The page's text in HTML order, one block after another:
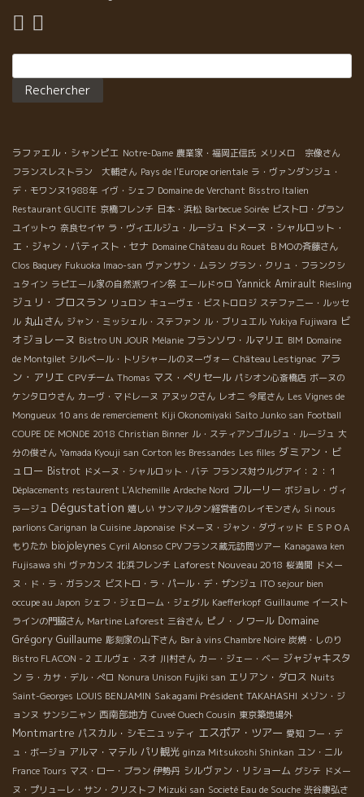
ラファエル・シャンピエ Notre-Dame 農業家・福岡正信氏 メリメロ 宗像さん
フランスレストラン 大輔さん Pays de l'Europe orientale ラ・ヴァンダンジュ・
デ・モワンヌ1988年 イヴ・シェフ Domaine de Verchant Bisstro Italien
Restaurant GUCITE 京橋フレンチ 日本・浜松 Barbecue Soirée ビストロ・グラン
ユイットゥ 奈良セイヤ ラ・ヴィエルジュ・ルージュ ドメーヌ・シャルロット・
エ・ジャン・バティスト・セナ Domaine Château du Rouet ＢＭОの斉藤さん
Clos Baquey Fukuoka Imao-san ヴァンサン・ムラン グラン・クリュ・フランクシ
ュタイン ラピエール家の自然派ワイン祭 エールドゥロ Yannick Amirault Riesling
ジュリ・ブロスラン リュロン キューヴェ・ビストロロジ ステファニー・ルッセ
ル 丸山さん ジャン・ミッシェル・ステファン ル・ブリュエル Yukiya Fujiwara ビ
オジョレーヌ Bistro UN JOUR Mélanie フランソワ・ルマリエ BIM Domaine
de Montgilet シルベール・トリシャールのヌーヴォー Château Lestignac アラ
ン・アリエ CPVチーム Thomas マス・ぺリセール パシオン心斎橋店 ボーヌの
ケンタロウさん カーヴ・マドレーヌ アヌックさん レオニ 今尾さん Les Vignes de
Mongueux 10 ans de remerciement Kiji Okonomiyaki Saito Junko san Football
COUPE DE MONDE 2018 Christian Binner ル・スティアンゴルジュ・ルージュ 大
分の俊さん Yamada Kyouji san Corton les Bressandes Les filles ダミアン・ビ
ュロー Bistrot ドメーヌ・シャルロット・バテ フランス対ウルグアイ：２：１
Déplacements restaurent L'Alchemille Ardeche Nord フルーリー ボジョレ・ヴィ
ラージュ Dégustation 嬉しい サンマルタン経営者のレイモンさん Si nous
parlions Carignan la Cuisine Japonaise ドメーヌ・ジャン・ダヴィッド ＥＳＰＯＡ
もりたか biojoleynes Cyril Alonso CPVフランス蔵元訪問ツアー Kanagawa ken
Fujisawa shi ヴァカンス 北浜フレンチ Laforest Nouveau 2018 桜満開 ドメー
ヌ・ド・ラ・ガランス ビストロ・ラ・パール・デ・ザンジュ ITO sejour bien
occupe au Japon シェフ・ジェローム・ジェグル Kaefferkopf Guillaume イースト
ラインの門脇さん Martine Laforest 三谷さん ピノ・ノワール Domaine
Grégory Guillaume 彫刻家の山下さん Bar à vins Chambre Noire 炭焼・しのり
Bistro FLACON - 2 エルヴェ・スオ 川村さん カー・ジェー・ベー ジャジャキスタ
ン ラ・カサ・デル・ぺロ Nonura Unison Fujiki san エリアン・ダロス Nuits
Saint-Georges LOUIS BENJAMIN Sakagami Président TAKAHASHI メゾン・ジ
ョンヌ サンシニャン 西南部地方 Cuveé Ouech Cousin 東京築地場外
Montmartre パスカル・シモニュッティ エスポア・ツアー 愛知 フー・デ
ュ・ボージョ アルマ・マテル パリ観光 ginza Mitsukoshi Shinkan ユン・ニル
France Tours マス・ロー・ブラン 伊勢丹 シルヴァン・リショーム グシテ ドメー
ヌ・プリューレ・サン・クリストフ Mizuki san Societé Eau de Souche 渋谷康弘さ